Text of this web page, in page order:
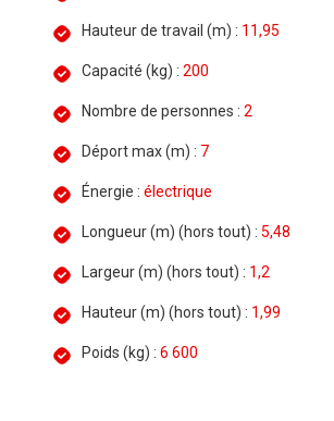
Hauteur de travail (m) : 11,95
Capacité (kg) : 200
Nombre de personnes : 2
Déport max (m) : 7
Énergie : électrique
Longueur (m) (hors tout) : 5,48
Largeur (m) (hors tout) : 1,2
Hauteur (m) (hors tout) : 1,99
Poids (kg) : 6 600